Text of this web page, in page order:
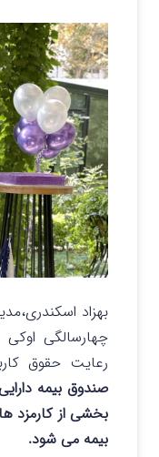
بهزاد
چهارسالگی
رعایت حقوق
صندوق بیمه
بخشی از کارمزد
بیمه می شود.